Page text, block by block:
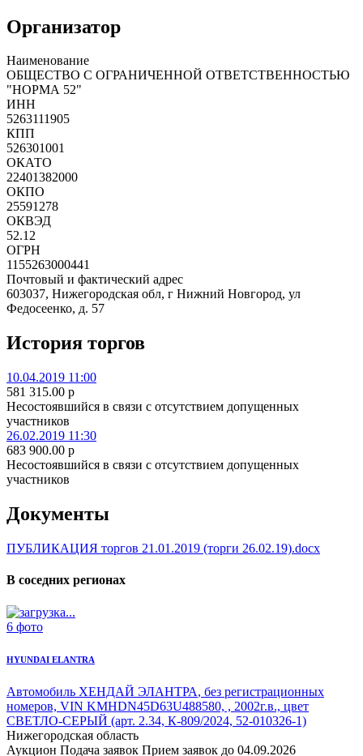
Организатор
Наименование
ОБЩЕСТВО С ОГРАНИЧЕННОЙ ОТВЕТСТВЕННОСТЬЮ
"НОРМА 52"
ИНН
5263111905
КПП
526301001
ОКАТО
22401382000
ОКПО
25591278
ОКВЭД
52.12
ОГРН
1155263000441
Почтовый и фактический адрес
603037, Нижегородская обл, г Нижний Новгород, ул
Федосеенко, д. 57
История торгов
10.04.2019 11:00
581 315.00 p
Несостоявшийся в связи с отсутствием допущенных
участников
26.02.2019 11:30
683 900.00 p
Несостоявшийся в связи с отсутствием допущенных
участников
Документы
ПУБЛИКАЦИЯ торгов 21.01.2019 (торги 26.02.19).docx
В соседних регионах
6 фото
HYUNDAI ELANTRA
Автомобиль ХЕНДАЙ ЭЛАНТРА, без регистрационных
номеров, VIN KMHDN45D63U488580, , 2002г.в., цвет
СВЕТЛО-СЕРЫЙ (арт. 2.34, К-809/2024, 52-010326-1)
Нижегородская область
Аукцион Подача заявок Прием заявок до 04.09.2026